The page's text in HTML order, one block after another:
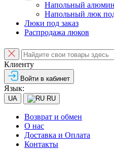
Напольный
Напольный люк
Люки под заказ
Распродажа люков
Клиенту
Войти в кабинет
Язык:
UA RU
Возврат и обмен
О нас
Доставка и Оплата
Контакты